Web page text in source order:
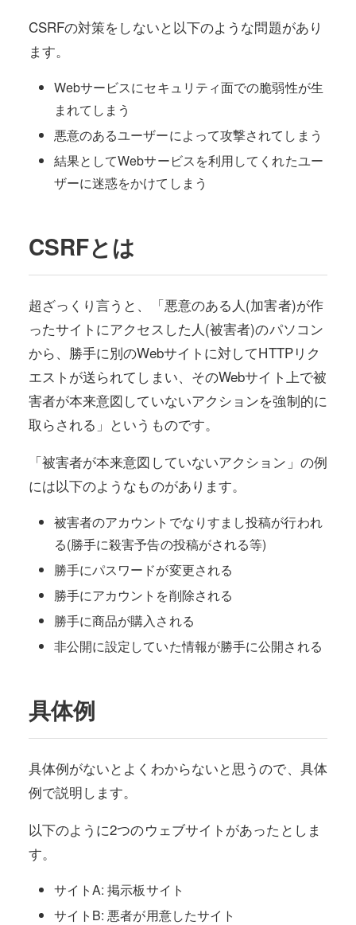
CSRFの対策をしないと以下のような問題があり
ます。
Webサービスにセキュリティ面での脆弱性が生
まれてしまう
悪意のあるユーザーによって攻撃されてしまう
結果としてWebサービスを利用してくれたユー
ザーに迷惑をかけてしまう
CSRFとは
超ざっくり言うと、「悪意のある人(加害者)が作
ったサイトにアクセスした人(被害者)のパソコン
から、勝手に別のWebサイトに対してHTTPリク
エストが送られてしまい、そのWebサイト上で被
害者が本来意図していないアクションを強制的に
取らされる」というものです。
「被害者が本来意図していないアクション」の例
には以下のようなものがあります。
被害者のアカウントでなりすまし投稿が行われ
る(勝手に殺害予告の投稿がされる等)
勝手にパスワードが変更される
勝手にアカウントを削除される
勝手に商品が購入される
非公開に設定していた情報が勝手に公開される
具体例
具体例がないとよくわからないと思うので、具体
例で説明します。
以下のように2つのウェブサイトがあったとしま
す。
サイトA: 掲示板サイト
サイトB: 悪者が用意したサイト